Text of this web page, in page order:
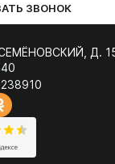
ЗВОНОК
Д.